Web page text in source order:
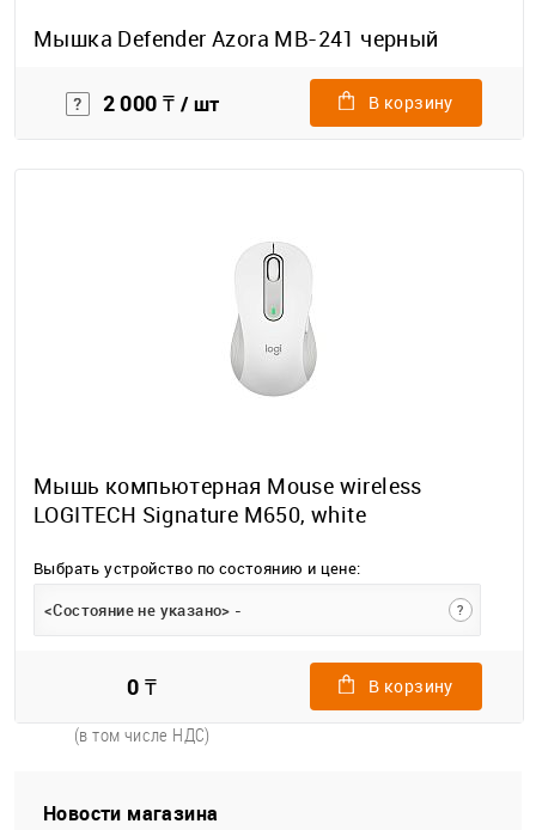
Мышка Defender Azora MB-241 черный
2 000 ₸ / шт В корзину
Мышь компьютерная Mouse wireless
LOGITECH Signature M650, white
Выбрать устройство по состоянию и цене:
<Состояние не указано> -
?
0 ₸
(в том числе НДС)
В корзину
Новости магазина